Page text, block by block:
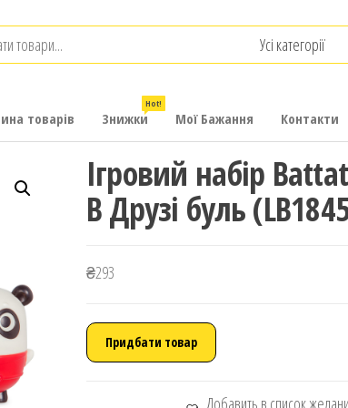
товарів Знижки
Hot!
Мої Бажання Контакти
Ігровий набір
B Друзі буль
₴293
Придбати товар
Добавить в список